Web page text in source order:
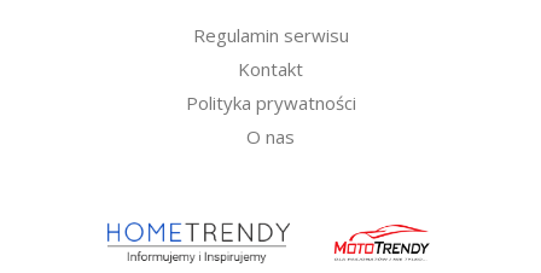
Regulamin serwisu
Kontakt
Polityka prywatności
O nas